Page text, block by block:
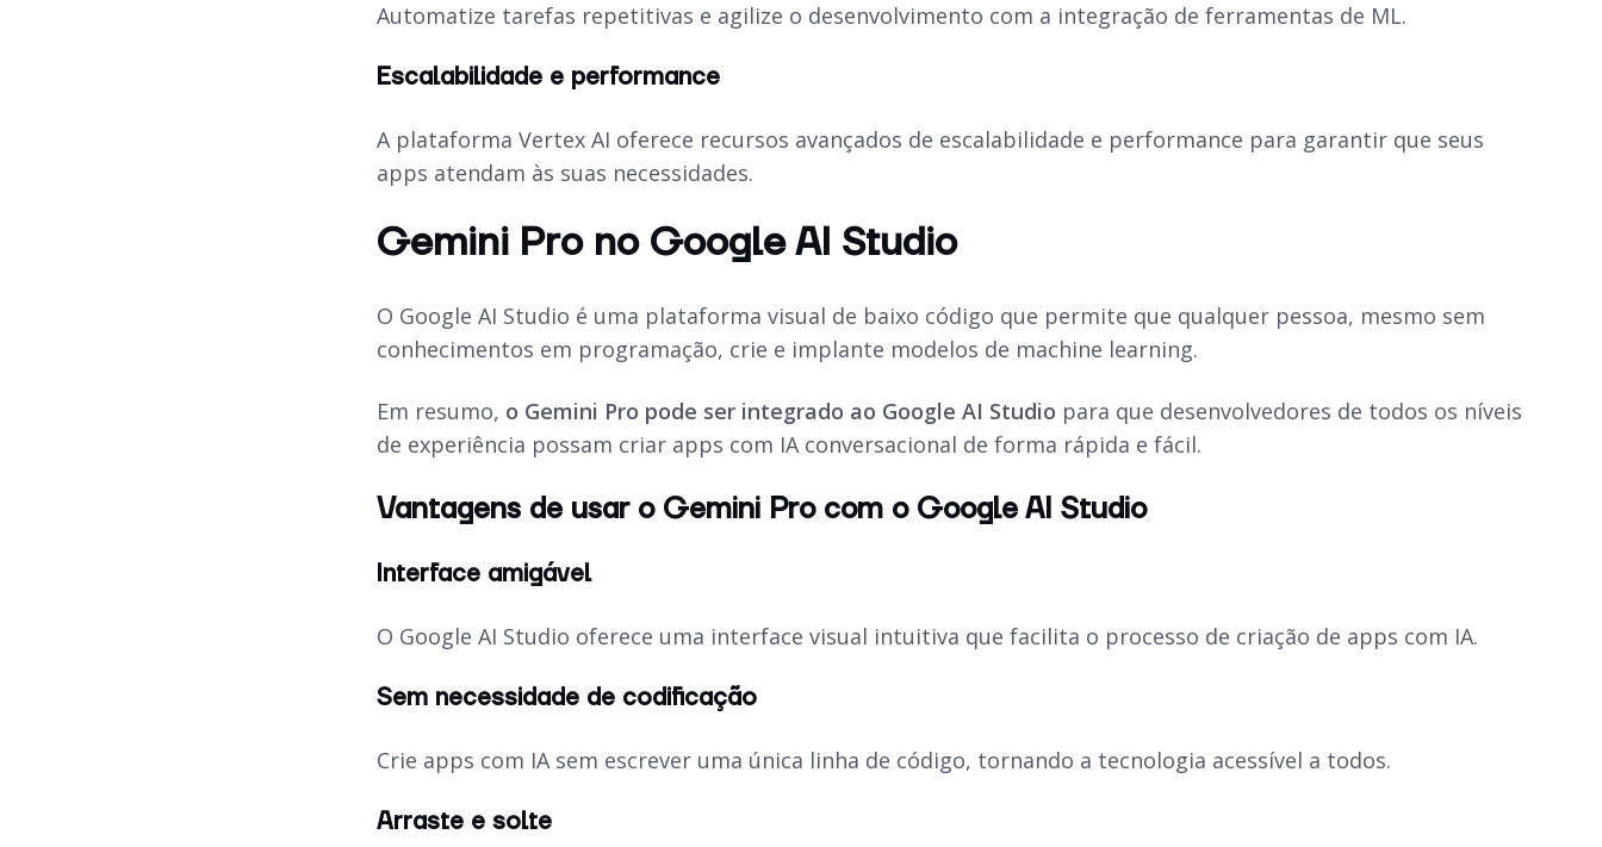
Automatize tarefas repetitivas e agilize o desenvolvimento com a integração de ferramentas de ML.
Escalabilidade e performance
A plataforma Vertex AI oferece recursos avançados de escalabilidade e performance para garantir que seus
apps atendam às suas necessidades.
Gemini Pro no Google AI Studio
O Google AI Studio é uma plataforma visual de baixo código que permite que qualquer pessoa, mesmo sem
conhecimentos em programação, crie e implante modelos de machine learning.
Em resumo, o Gemini Pro pode ser integrado ao Google AI Studio para que desenvolvedores de todos os níveis
de experiência possam criar apps com IA conversacional de forma rápida e fácil.
Vantagens de usar o Gemini Pro com o Google AI Studio
Interface amigável
O Google AI Studio oferece uma interface visual intuitiva que facilita o processo de criação de apps com IA.
Sem necessidade de codificação
Crie apps com IA sem escrever uma única linha de código, tornando a tecnologia acessível a todos.
Arraste e solte